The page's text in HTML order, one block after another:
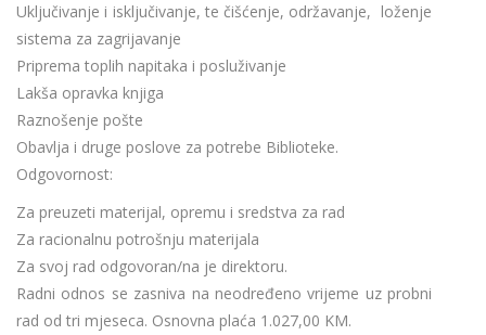
Uključivanje i isključivanje, te čišćenje, održavanje, loženje
sistema za zagrijavanje
Priprema toplih napitaka i posluživanje
Lakša opravka knjiga
Raznošenje pošte
Obavlja i druge poslove za potrebe Biblioteke.
Odgovornost:
Za preuzeti materijal, opremu i sredstva za rad
Za racionalnu potrošnju materijala
Za svoj rad odgovoran/na je direktoru.
Radni odnos se zasniva na neodređeno vrijeme uz probni
rad od tri mjeseca. Osnovna plaća 1.027,00 KM.